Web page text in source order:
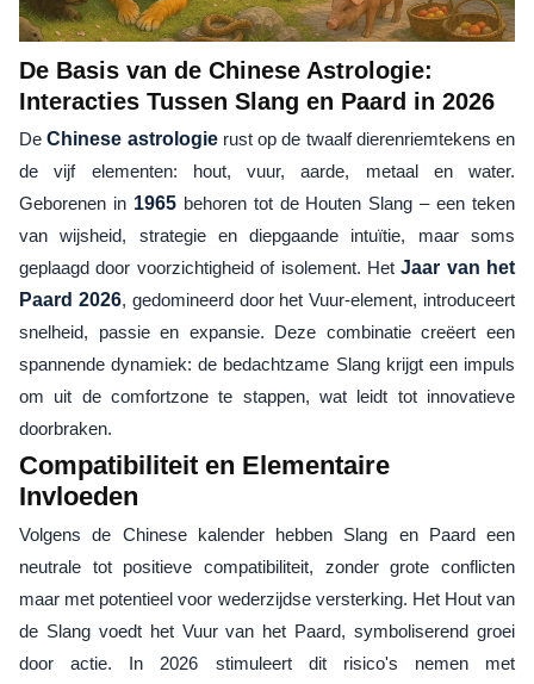
De Basis van de Chinese Astrologie:
Interacties Tussen Slang en Paard in 2026
DeChinese astrologierust op de twaalf dierenriemtekens en
de vijf elementen: hout, vuur, aarde, metaal en water.
Geborenen in 1965behoren tot de Houten Slang – een teken
van wijsheid, strategie en diepgaande intuïtie, maar soms
geplaagd door voorzichtigheid of isolement. HetJaar van het
Paard 2026, gedomineerd door het Vuur-element, introduceert
snelheid, passie en expansie. Deze combinatie creëert een
spannende dynamiek: de bedachtzame Slang krijgt een impuls
om uit de comfortzone te stappen, wat leidt tot innovatieve
doorbraken.
Compatibiliteit en Elementaire
Invloeden
Volgens de Chinese kalender hebben Slang en Paard een
neutrale tot positieve compatibiliteit, zonder grote conflicten
maar met potentieel voor wederzijdse versterking. Het Hout van
de Slang voedt het Vuur van het Paard, symboliserend groei
door actie. In 2026 stimuleert dit risico's nemen met